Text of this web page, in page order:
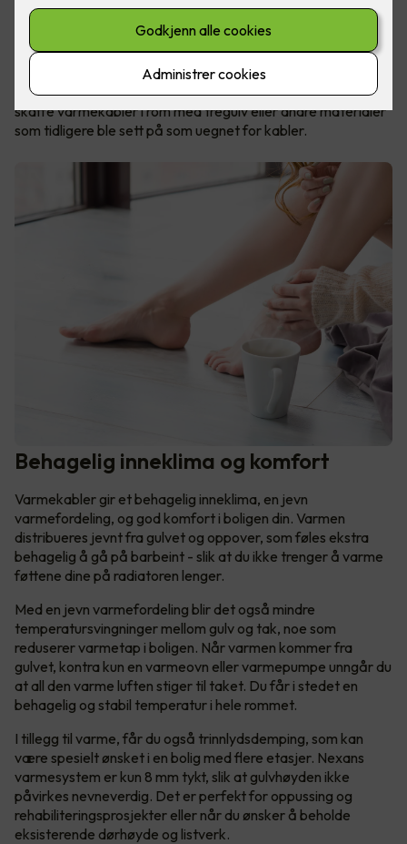
og soverommet også.
Nexans MILLICABLE™ og MILLICLICK™ er et moderne
gulvvarme-system som kan installeres direkte under
parkett- eller laminatgulv. Dette gjør det endelig enkelt å
skaffe varmekabler i rom med tregulv eller andre materialer
som tidligere ble sett på som uegnet for kabler.
Behagelig inneklima og komfort
Varmekabler gir et behagelig inneklima, en jevn
varmefordeling, og god komfort i boligen din. Varmen
distribueres jevnt fra gulvet og oppover, som føles ekstra
behagelig å gå på barbeint - slik at du ikke trenger å varme
føttene dine på radiatoren lenger.
Med en jevn varmefordeling blir det også mindre
temperatursvingninger mellom gulv og tak, noe som
reduserer varmetap i boligen. Når varmen kommer fra
gulvet, kontra kun en varmeovn eller varmepumpe unngår du
at all den varme luften stiger til taket. Du får i stedet en
behagelig og stabil temperatur i hele rommet.
I tillegg til varme, får du også trinnlydsdemping, som kan
være spesielt ønsket i en bolig med flere etasjer. Nexans
varmesystem er kun 8 mm tykt, slik at gulvhøyden ikke
påvirkes nevneverdig. Det er perfekt for oppussing og
rehabiliteringsprosjekter eller når du ønsker å beholde
eksisterende dørhøyde og listverk.